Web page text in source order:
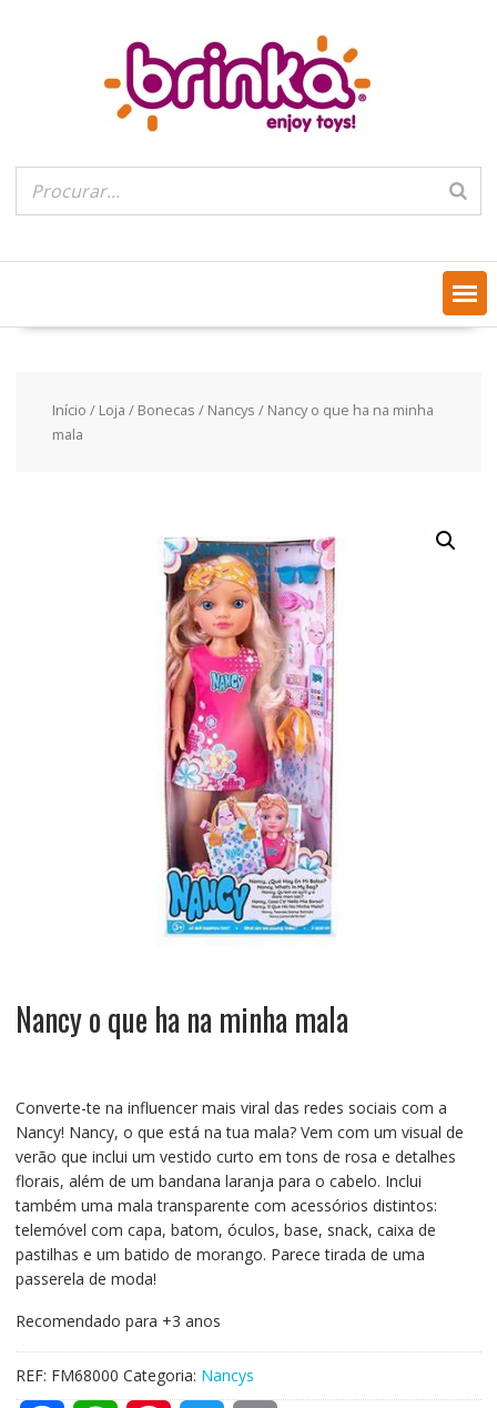
Início / Loja / Bonecas / Nancys / Nancy o que ha na minha
mala
Nancy o que ha na minha mala
Converte-te na influencer mais viral das redes sociais com a
Nancy! Nancy, o que está na tua mala? Vem com um visual de
verão que inclui um vestido curto em tons de rosa e detalhes
florais, além de um bandana laranja para o cabelo. Inclui
também uma mala transparente com acessórios distintos:
telemóvel com capa, batom, óculos, base, snack, caixa de
pastilhas e um batido de morango. Parece tirada de uma
passerela de moda!
Recomendado para +3 anos
REF: FM68000 Categoria: Nancys